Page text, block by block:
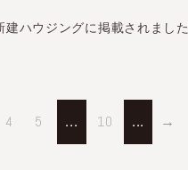
建ハウジングに掲載されました
4 5 ... 10 ...